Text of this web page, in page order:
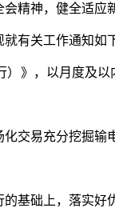
精神，健全适
有关工作通知如
》，以月度及
交易充分挖掘
基础上，落实